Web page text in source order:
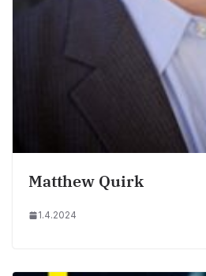
Matthew Quirk
1.4.2024